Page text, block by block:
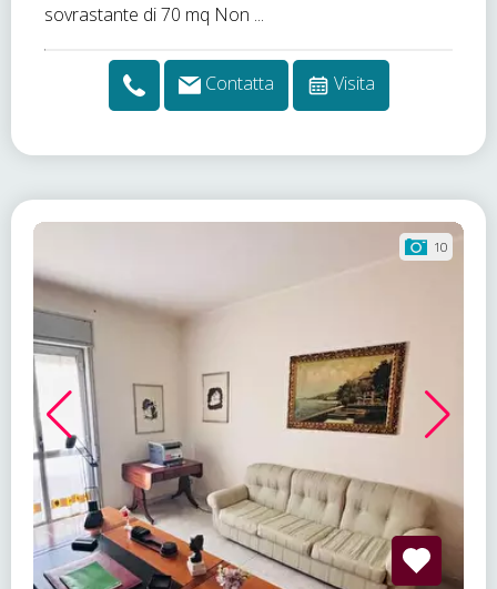
sovrastante di 70 mq Non ...
Contatta Visita
10